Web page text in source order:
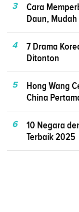
3
Cara
Daun,
4
7 Drama
Ditonton
5
Hong Wang
China
6
10 Negara
Terbaik 2025